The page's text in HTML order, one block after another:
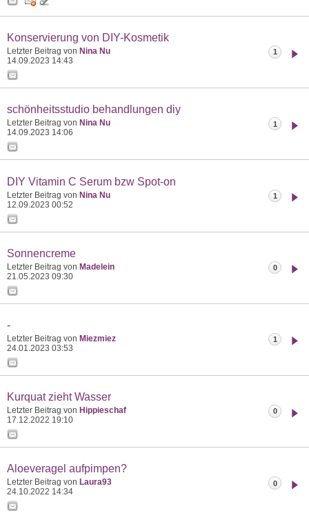
Konservierung von DIY-Kosmetik
Letzter Beitrag von Nina Nu
14.09.2023 14:43
1
schönheitsstudio behandlungen diy
Letzter Beitrag von Nina Nu
14.09.2023 14:06
1
DIY Vitamin C Serum bzw Spot-on
Letzter Beitrag von Nina Nu
12.09.2023 00:52
1
Sonnencreme
Letzter Beitrag von Madelein
21.05.2023 09:30
0
-
Letzter Beitrag von Miezmiez
24.01.2023 03:53
1
Kurquat zieht Wasser
Letzter Beitrag von Hippieschaf
17.12.2022 19:10
0
Aloeveragel aufpimpen?
Letzter Beitrag von Laura93
24.10.2022 14:34
0